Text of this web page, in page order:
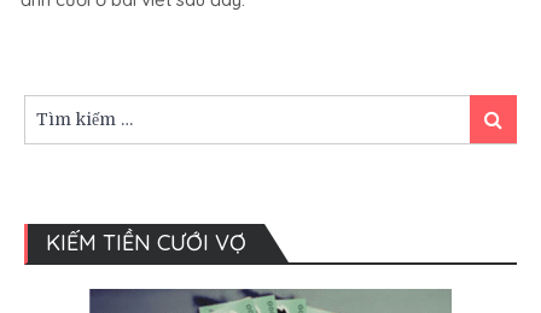
chụp
kiếm:
Tìm
kiếm
KIẾM TIỀN CƯỚI VỢ